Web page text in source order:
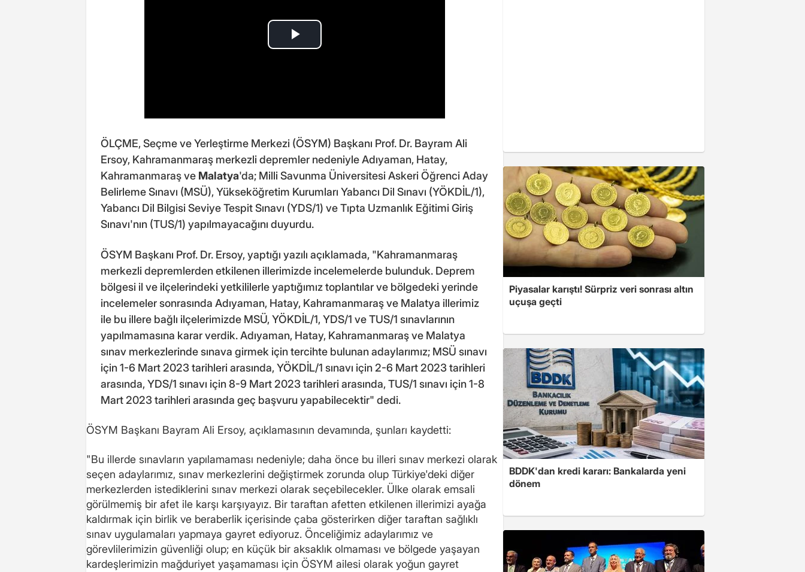
ÖLÇME, Seçme ve Yerleştirme Merkezi (ÖSYM) Başkanı Prof. Dr. Bayram Ali
Ersoy, Kahramanmaraş merkezli depremler nedeniyle Adıyaman, Hatay,
Kahramanmaraş ve Malatya'da; Milli Savunma Üniversitesi Askeri Öğrenci Aday
Belirleme Sınavı (MSÜ), Yükseköğretim Kurumları Yabancı Dil Sınavı (YÖKDİL/1),
Yabancı Dil Bilgisi Seviye Tespit Sınavı (YDS/1) ve Tıpta Uzmanlık Eğitimi Giriş
Sınavı'nın (TUS/1) yapılmayacağını duyurdu.
ÖSYM Başkanı Prof. Dr. Ersoy, yaptığı yazılı açıklamada, "Kahramanmaraş
merkezli depremlerden etkilenen illerimizde incelemelerde bulunduk. Deprem
bölgesi il ve ilçelerindeki yetkililerle yaptığımız toplantılar ve bölgedeki yerinde
incelemeler sonrasında Adıyaman, Hatay, Kahramanmaraş ve Malatya illerimiz
ile bu illere bağlı ilçelerimizde MSÜ, YÖKDİL/1, YDS/1 ve TUS/1 sınavlarının
yapılmamasına karar verdik. Adıyaman, Hatay, Kahramanmaraş ve Malatya
sınav merkezlerinde sınava girmek için tercihte bulunan adaylarımız; MSÜ sınavı
için 1-6 Mart 2023 tarihleri arasında, YÖKDİL/1 sınavı için 2-6 Mart 2023 tarihleri
arasında, YDS/1 sınavı için 8-9 Mart 2023 tarihleri arasında, TUS/1 sınavı için 1-8
Mart 2023 tarihleri arasında geç başvuru yapabilecektir" dedi.
ÖSYM Başkanı Bayram Ali Ersoy, açıklamasının devamında, şunları kaydetti:
"Bu illerde sınavların yapılamaması nedeniyle; daha önce bu illeri sınav merkezi olarak
seçen adaylarımız, sınav merkezlerini değiştirmek zorunda olup Türkiye'deki diğer
merkezlerden istediklerini sınav merkezi olarak seçebilecekler. Ülke olarak emsali
görülmemiş bir afet ile karşı karşıyayız. Bir taraftan afetten etkilenen illerimizi ayağa
kaldırmak için birlik ve beraberlik içerisinde çaba gösterirken diğer taraftan sağlıklı
sınav uygulamaları yapmaya gayret ediyoruz. Önceliğimiz adaylarımız ve
görevlilerimizin güvenliği olup; en küçük bir aksaklık olmaması ve bölgede yaşayan
kardeşlerimizin mağduriyet yaşamaması için ÖSYM ailesi olarak yoğun gayret
Piyasalar karıştı! Sürpriz veri sonrası altın
uçuşa geçti
BDDK'dan kredi kararı: Bankalarda yeni
dönem